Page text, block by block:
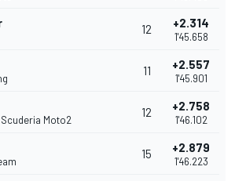
12 +2.314
1'45.658
11 +2.557
1'45.901
Moto2
12 +2.758
1'46.102
15 +2.879
1'46.223